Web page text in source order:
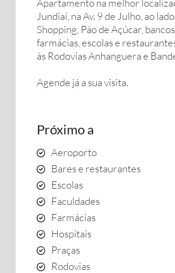
Apartamento na melhor
Jundiaí, na Av. 9 de Julho, ao
Shopping, Pão de Açúcar,
farmácias, escolas e
às Rodovias Anhanguera e
Agende já a sua visita.
Próximo a
Aeroporto
Bares e restaurantes
Escolas
Faculdades
Farmácias
Hospitais
Praças
Rodovias